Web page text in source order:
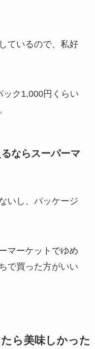
ているので、私好
ック1,000円くらい
ならスーパーマ
いし、パッケージ
マーケットでゆめ
で買った方がいい
ら美味しかった